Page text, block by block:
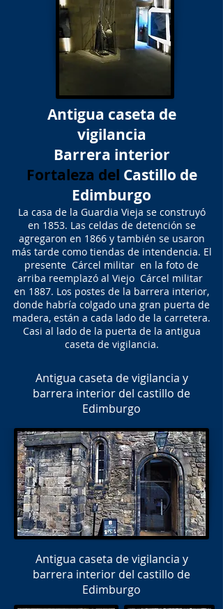
Antigua caseta de
vigilancia
Barrera interior
Fortaleza del Castillo de
Edimburgo
La casa de la Guardia Vieja se construyó
en 1853. Las celdas de detención se
agregaron en 1866 y también se usaron
más tarde como tiendas de intendencia. El
presente Cárcel militar en la foto de
arriba reemplazó al Viejo Cárcel militar
en 1887. Los postes de la barrera interior,
donde habría colgado una gran puerta de
madera, están a cada lado de la carretera.
Casi al lado de la puerta de la antigua
caseta de vigilancia.
Antigua caseta de vigilancia y
barrera interior del castillo de
Edimburgo
Antigua caseta de vigilancia y
barrera interior del castillo de
Edimburgo